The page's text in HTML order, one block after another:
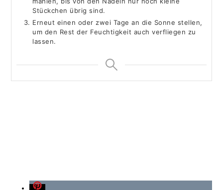
Stückchen übrig sind.
Erneut einen oder zwei Tage an die Sonne stellen,
um den Rest der Feuchtigkeit auch verfliegen zu
lassen.